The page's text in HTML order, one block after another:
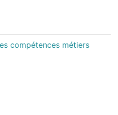
compétences métiers